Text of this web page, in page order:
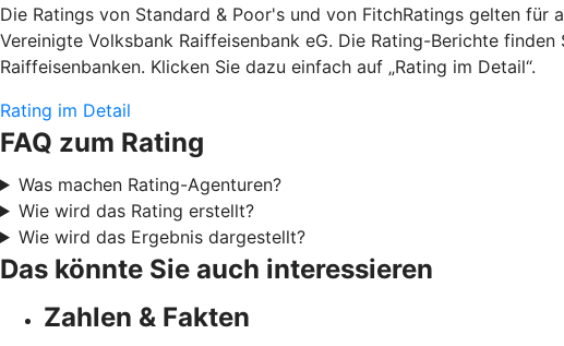
Die Ratings von Standard & Poor's und von FitchRatings gelten für
Vereinigte Volksbank Raiffeisenbank eG. Die Rating-Berichte
Raiffeisenbanken. Klicken Sie dazu einfach auf „Rating im Detail“.
Rating im Detail
FAQ zum Rating
Was machen Rating-Agenturen?
Wie wird das Rating erstellt?
Wie wird das Ergebnis dargestellt?
Das könnte Sie auch interessieren
Zahlen & Fakten